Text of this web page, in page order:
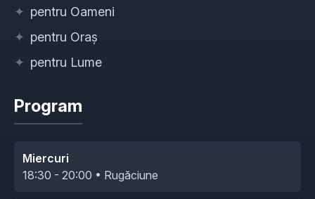
✦ pentru Oameni
✦ pentru Oraș
✦ pentru Lume
Program
Miercuri
18:30 - 20:00 • Rugăciune